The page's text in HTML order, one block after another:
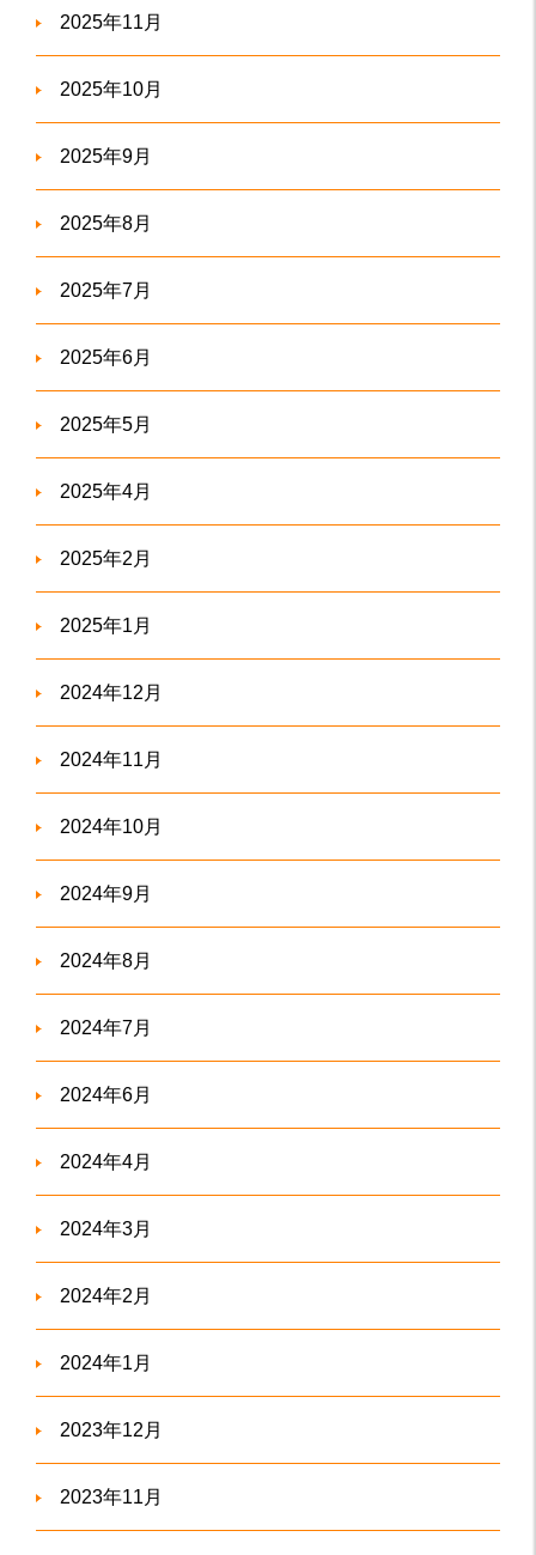
2025年11月
2025年10月
2025年9月
2025年8月
2025年7月
2025年6月
2025年5月
2025年4月
2025年2月
2025年1月
2024年12月
2024年11月
2024年10月
2024年9月
2024年8月
2024年7月
2024年6月
2024年4月
2024年3月
2024年2月
2024年1月
2023年12月
2023年11月